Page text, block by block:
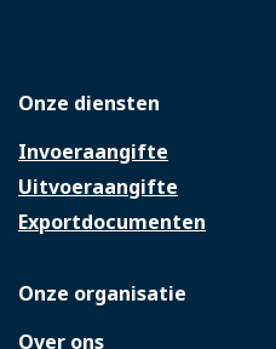
Onze diensten
Invoeraangifte
Uitvoeraangifte
Exportdocumenten
Onze organisatie
Over ons